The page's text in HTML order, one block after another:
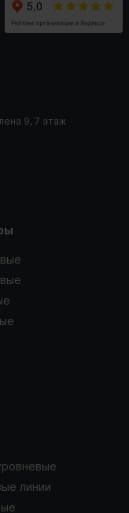
9, 7 этаж
линии